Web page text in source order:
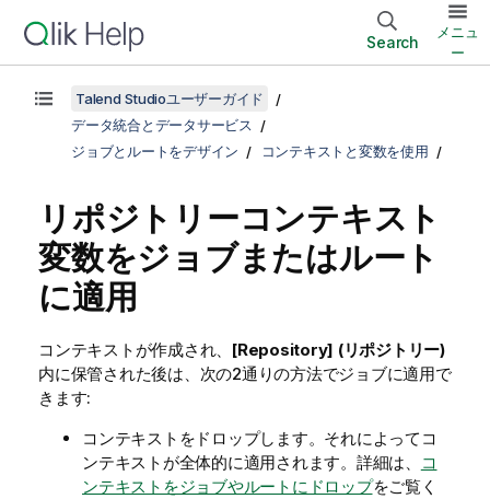
Search
メニュ
ー
Talend Studioユーザーガイド
データ統合とデータサービス
ジョブとルートをデザイン
コンテキストと変数を使用
リポジトリーコンテキスト
変数をジョブまたはルート
に適用
コンテキストが作成され、 [Repository] (リポジトリー)
内に保管された後は、次の2通りの方法でジョブに適用で
きます:
コンテキストをドロップします。それによってコ
ンテキストが全体的に適用されます。詳細は、
コ
ンテキストをジョブやルートにドロップをご覧く